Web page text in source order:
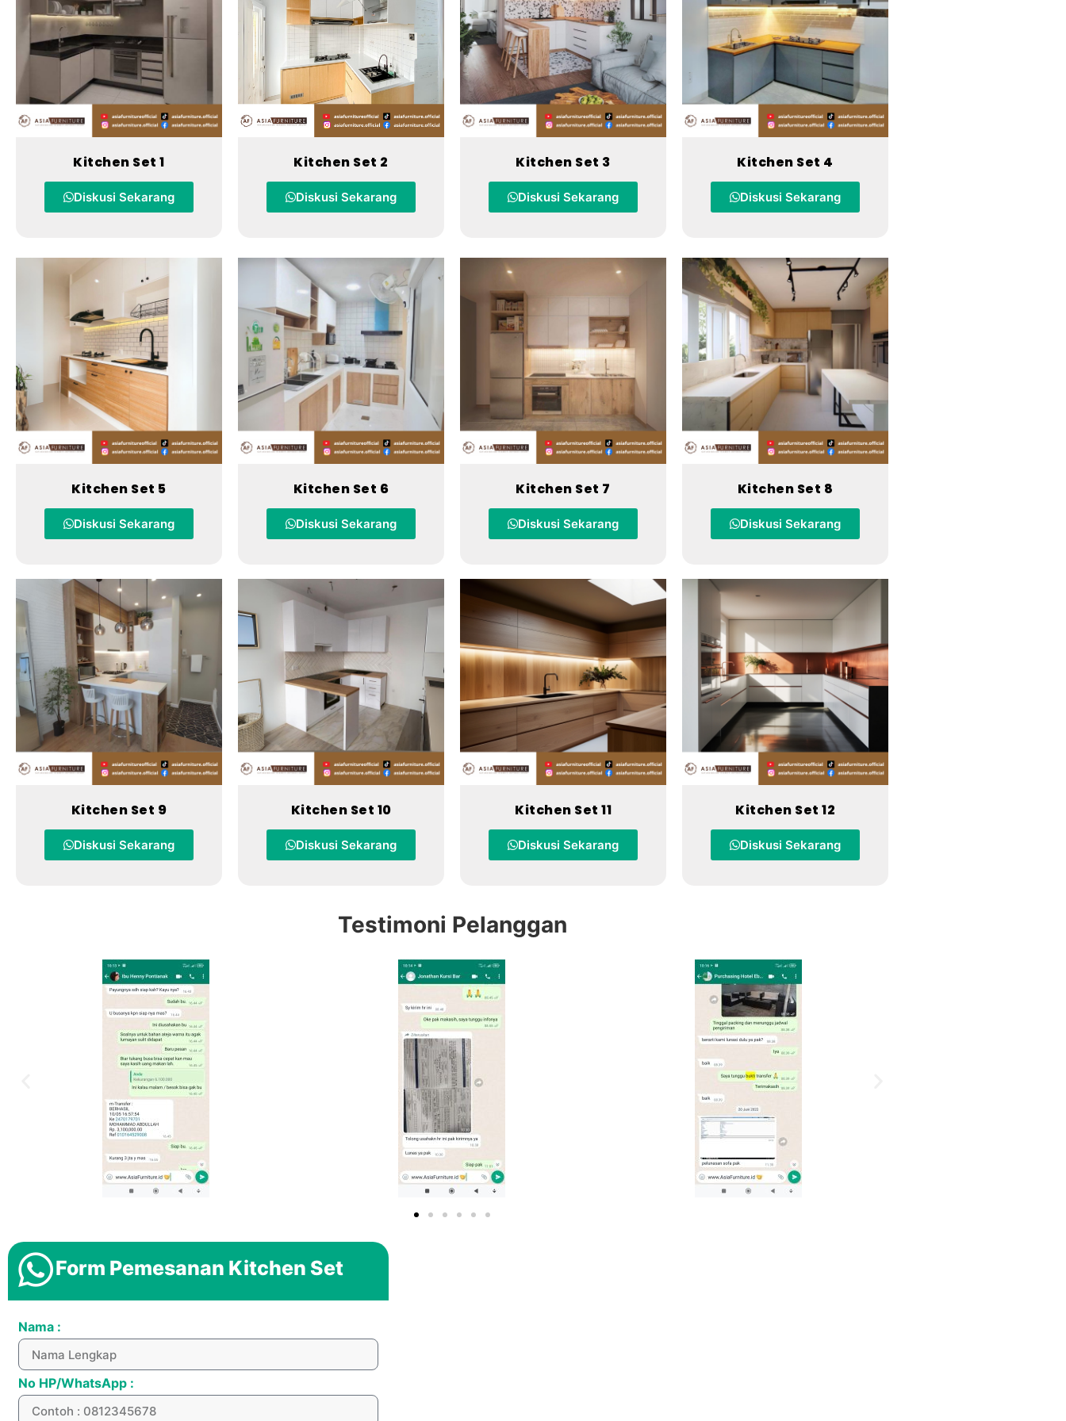
Kitchen Set 1
Diskusi Sekarang
Kitchen Set 2
Diskusi Sekarang
Kitchen Set 3
Diskusi Sekarang
Kitchen Set 4
Diskusi Sekarang
Kitchen Set 5
Diskusi Sekarang
Kitchen Set 6
Diskusi Sekarang
Kitchen Set 7
Diskusi Sekarang
Kitchen Set 8
Diskusi Sekarang
Kitchen Set 9
Diskusi Sekarang
Kitchen Set 10
Diskusi Sekarang
Kitchen Set 11
Diskusi Sekarang
Kitchen Set 12
Diskusi Sekarang
Testimoni Pelanggan
Form Pemesanan Kitchen Set
Nama :
No HP/WhatsApp :